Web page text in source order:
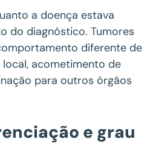
a doença estava
do diagnóstico. Tumores
diferente de
acometimento de
para outros órgãos
e grau